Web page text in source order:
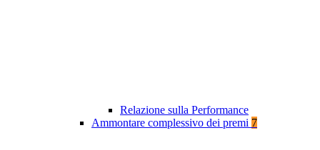
Relazione sulla Performance
Ammontare complessivo dei premi 7